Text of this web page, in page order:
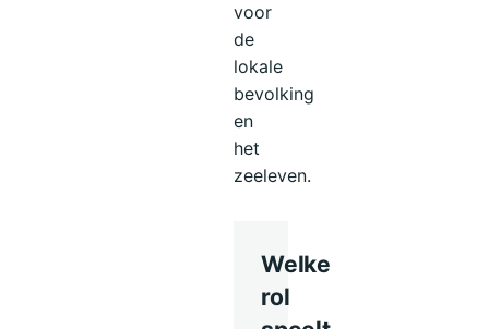
voor
de
lokale
bevolking
en
het
zeeleven.
Welke
rol